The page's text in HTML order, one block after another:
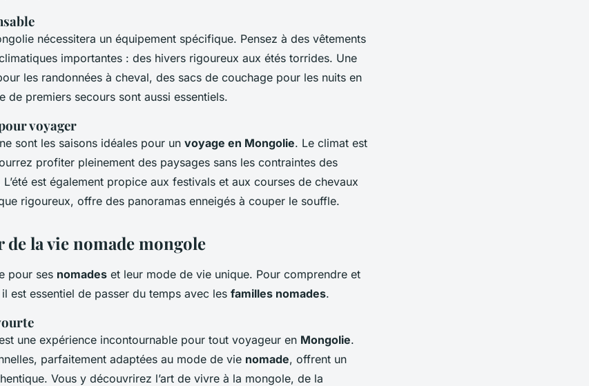
nécessitera un équipement spécifique. Pensez à des vêtements
importantes : des hivers rigoureux aux étés torrides. Une
les randonnées à cheval, des sacs de couchage pour les nuits en
de premiers secours sont aussi essentiels.
voyager
sont les saisons idéales pour un voyage en Mongolie. Le climat est
profiter pleinement des paysages sans les contraintes des
est également propice aux festivals et aux courses de chevaux
rigoureux, offre des panoramas enneigés à couper le souffle.
la vie nomade mongole
pour ses nomades et leur mode de vie unique. Pour comprendre et
est essentiel de passer du temps avec les familles nomades.
une expérience incontournable pour tout voyageur en Mongolie.
parfaitement adaptées au mode de vie nomade, offrent un
Vous y découvrirez l’art de vivre à la mongole, de la